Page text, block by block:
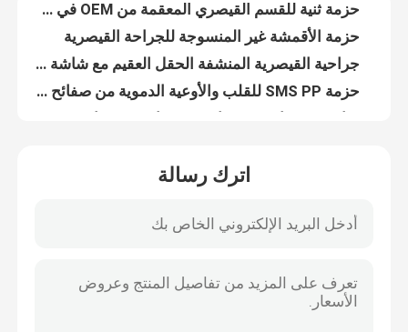
حولنا
جولة في المصنع
حزمة SMS PP للقلب والأوعية الدموية من صفائح الستارة الجراحية لعيادات المستشفيات
حزمة جراحية القلب والأوعية الدموية غير المنسوجة مع شهادة CE ISO13485
أزرق العقيم العصبية العصبية الحجاب حزمة SMS PP غير المنسوجة
اترك رسالة